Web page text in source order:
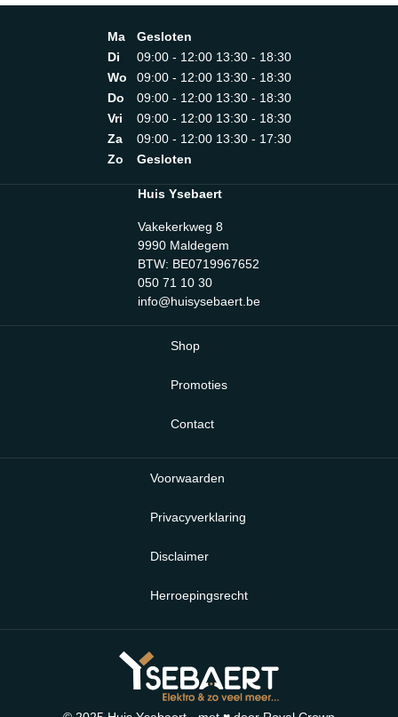
Ma
Gesloten
Di
09:00 - 12:00 13:30 - 18:30
Wo
09:00 - 12:00 13:30 - 18:30
Do
09:00 - 12:00 13:30 - 18:30
Vri
09:00 - 12:00 13:30 - 18:30
Za
09:00 - 12:00 13:30 - 17:30
Zo
Gesloten
Huis Ysebaert
Vakekerkweg 8
9990 Maldegem
BTW: BE0719967652
050 71 10 30
info@huisysebaert.be
Shop
Promoties
Contact
Voorwaarden
Privacyverklaring
Disclaimer
Herroepingsrecht